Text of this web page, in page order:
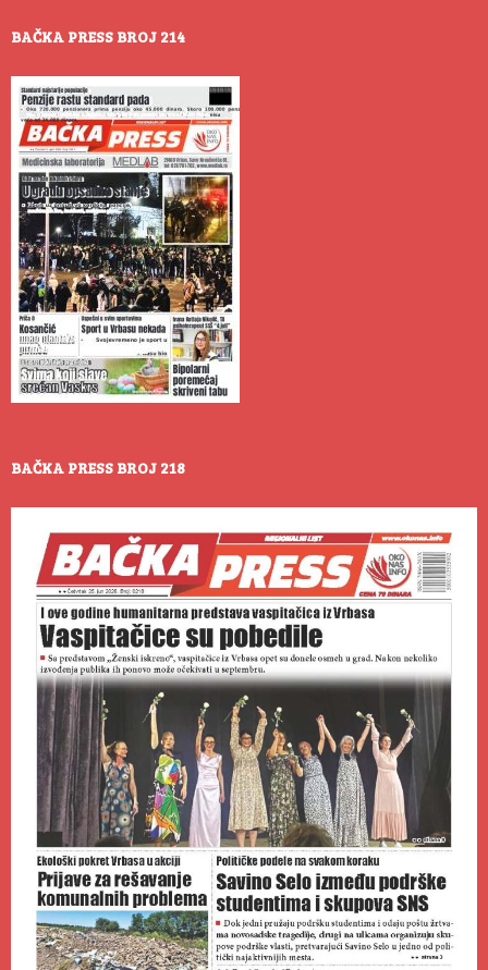
BAČKA PRESS BROJ 214
BAČKA PRESS BROJ 218